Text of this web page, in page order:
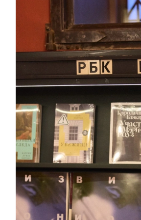
00:00 00:00
очнувшийся Нур) точно не
обострения мигрантского
точно не
дни